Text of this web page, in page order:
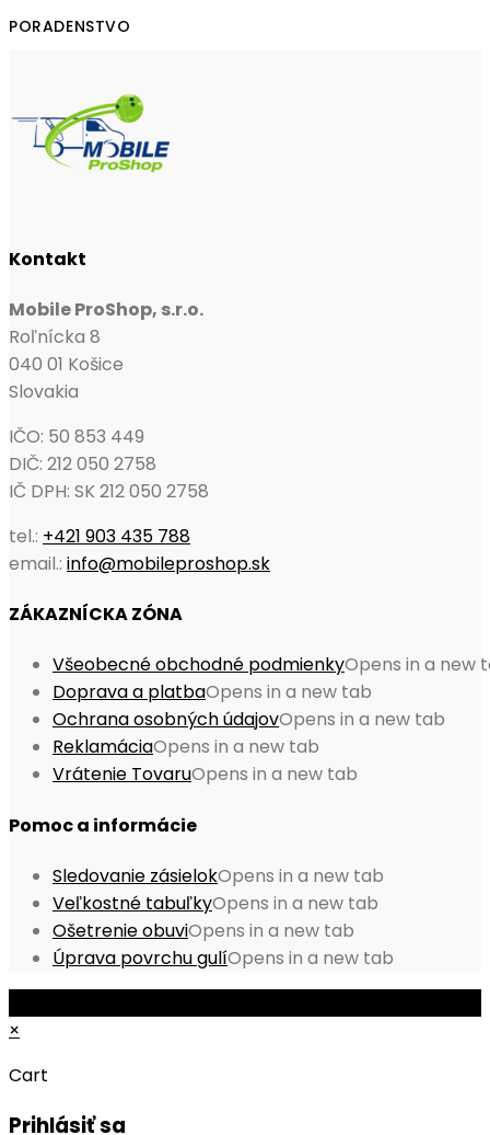
PORADENSTVO
Kontakt
Mobile ProShop, s.r.o.
Roľnícka 8
040 01 Košice
Slovakia
IČO: 50 853 449
DIČ: 212 050 2758
IČ DPH: SK 212 050 2758
tel.: +421 903 435 788
email.: info@mobileproshop.sk
ZÁKAZNÍCKA ZÓNA
Všeobecné obchodné podmienkyOpens in a new
Doprava a platbaOpens in a new tab
Ochrana osobných údajovOpens in a new tab
ReklamáciaOpens in a new tab
Vrátenie TovaruOpens in a new tab
Pomoc a informácie
Sledovanie zásielokOpens in a new tab
Veľkostné tabuľkyOpens in a new tab
Ošetrenie obuviOpens in a new tab
Úprava povrchu gulíOpens in a new tab
×
Cart
Prihlásiť sa